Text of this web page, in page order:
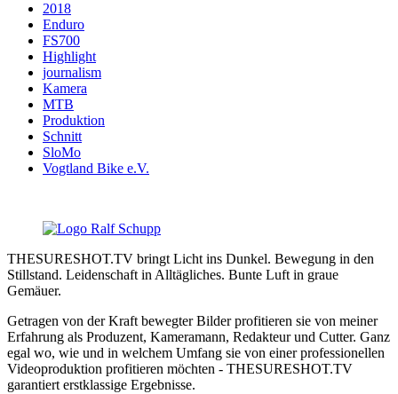
2018
Enduro
FS700
Highlight
journalism
Kamera
MTB
Produktion
Schnitt
SloMo
Vogtland Bike e.V.
THESURESHOT.TV bringt Licht ins Dunkel. Bewegung in den
Stillstand. Leidenschaft in Alltägliches. Bunte Luft in graue
Gemäuer.
Getragen von der Kraft bewegter Bilder profitieren sie von meiner
Erfahrung als Produzent, Kameramann, Redakteur und Cutter. Ganz
egal wo, wie und in welchem Umfang sie von einer professionellen
Videoproduktion profitieren möchten - THESURESHOT.TV
garantiert erstklassige Ergebnisse.